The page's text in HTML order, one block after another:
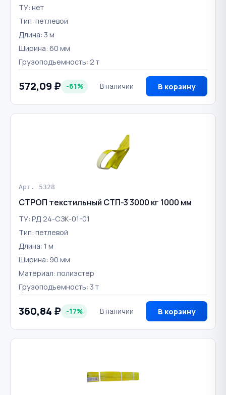
ТУ: нет
Тип: петлевой
Длина: 3 м
Ширина: 60 мм
Грузоподъемность: 2 т
572,09 ₽ -61% В наличии В корзину
Арт. 5328
СТРОП текстильный СТП-3 3000 кг 1000 мм
ТУ: РД 24-СЗК-01-01
Тип: петлевой
Длина: 1 м
Ширина: 90 мм
Материал: полиэстер
Грузоподъемность: 3 т
360,84 ₽ -17% В наличии В корзину